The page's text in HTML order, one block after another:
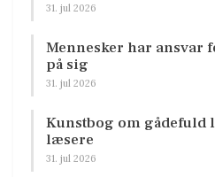
31. jul 2026
Mennesker har ansvar
på sig
31. jul 2026
Kunstbog om
læsere
31. jul 2026